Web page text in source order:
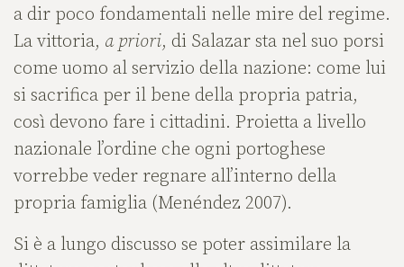
a dir poco fondamentali nelle mire del regime.
La vittoria, a priori, di Salazar sta nel suo porsi
come uomo al servizio della nazione: come lui
si sacrifica per il bene della propria patria,
così devono fare i cittadini. Proietta a livello
nazionale l’ordine che ogni portoghese
vorrebbe veder regnare all’interno della
propria famiglia (Menéndez 2007).
Si è a lungo discusso se poter assimilare la